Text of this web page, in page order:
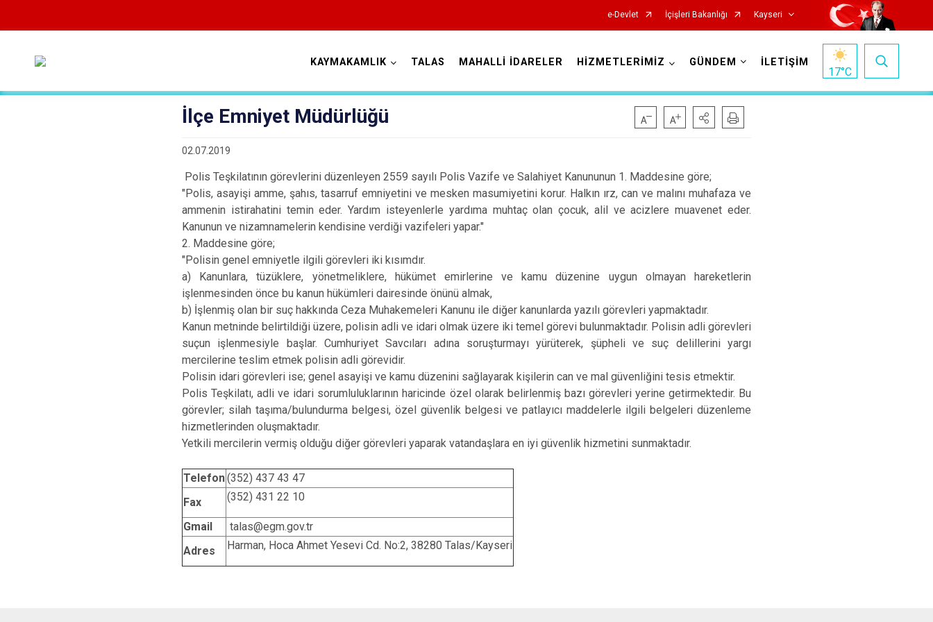
e-Devlet İçişleri Bakanlığı Kayseri
Akkışla
Felahiye
İncesu
Kocasinan
Melikgazi
Özvatan
Sarız
Tomarza
Yahyalı
Yeşilhisar
KAYMAKAMLIK TALAS MAHALLİ İDARELER HİZMETLERİMİZ GÜNDEM İLETİŞİM
17°C
İlçe Emniyet Müdürlüğü
02.07.2019
Polis Teşkilatının görevlerini düzenleyen 2559 sayılı Polis Vazife ve Salahiyet Kanununun 1. Maddesine göre;
"Polis, asayişi amme, şahıs, tasarruf emniyetini ve mesken masumiyetini korur. Halkın ırz, can ve malını muhafaza ve
ammenin istirahatini temin eder. Yardım isteyenlerle yardıma muhtaç olan çocuk, alil ve acizlere muavenet eder.
Kanunun ve nizamnamelerin kendisine verdiği vazifeleri yapar."
2. Maddesine göre;
"Polisin genel emniyetle ilgili görevleri iki kısımdır.
a) Kanunlara, tüzüklere, yönetmeliklere, hükümet emirlerine ve kamu düzenine uygun olmayan hareketlerin
işlenmesinden önce bu kanun hükümleri dairesinde önünü almak,
b) İşlenmiş olan bir suç hakkında Ceza Muhakemeleri Kanunu ile diğer kanunlarda yazılı görevleri yapmaktadır.
Kanun metninde belirtildiği üzere, polisin adli ve idari olmak üzere iki temel görevi bulunmaktadır. Polisin adli görevleri
suçun işlenmesiyle başlar. Cumhuriyet Savcıları adına soruşturmayı yürüterek, şüpheli ve suç delillerini yargı
mercilerine teslim etmek polisin adli görevidir.
Polisin idari görevleri ise; genel asayişi ve kamu düzenini sağlayarak kişilerin can ve mal güvenliğini tesis etmektir.
Polis Teşkilatı, adli ve idari sorumluluklarının haricinde özel olarak belirlenmiş bazı görevleri yerine getirmektedir. Bu
görevler; silah taşıma/bulundurma belgesi, özel güvenlik belgesi ve patlayıcı maddelerle ilgili belgeleri düzenleme
hizmetlerinden oluşmaktadır.
Yetkili mercilerin vermiş olduğu diğer görevleri yaparak vatandaşlara en iyi güvenlik hizmetini sunmaktadır.
Telefon(352) 437 43 47
Fax
(352) 431 22 10
Gmail
talas@egm.gov.tr
Adres
Harman, Hoca Ahmet Yesevi Cd. No:2, 38280 Talas/Kayseri